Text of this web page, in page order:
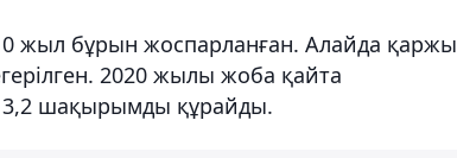
жыл бұрын жоспарланған. Алайда қаржы
2020 жылы жоба қайта
3,2 шақырымды құрайды.